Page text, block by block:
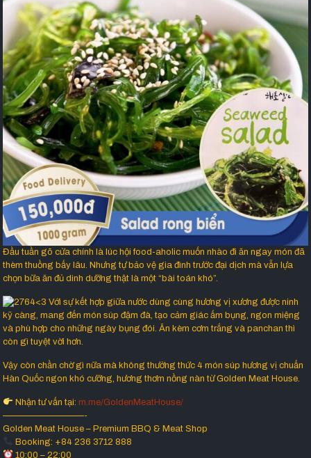
Đầu tuần gõ cửa chính là lúc hội food-aholic muốn nhào đi ăn ngay món đã
thèm thuồng bấy lâu. Nhưng tự bảo vệ gia đình trước đại dịch mà vẫn lựa
chọn bữa ăn đủ dinh dưỡng thật là một “bài toán khó”.
<3 Với sự kết hợp giữa nước dùng cùng hương vị xương được ninh
kỹ càng, mang đến món súp đậm đà, tạo cảm giác ấm bụng, ngon miệng
và phù hợp cho những ngày bụng đói. Ăn kèm cơm trắng và panchan thì
còn gì tuyệt vời hơn.
Vậy còn chần chờ gì nữa mà không thưởng thức 4 món súp hương vị chuẩn
Hàn Quốc ngon khó cưỡng, hương thơm nồng nàn từ Golden Meat House.
Nhận tư vấn tại:m.me/GoldenMeatHouse/
—————————-
Golden Meat House – Premium BBQ & Meat Shop
Booking: +84 236 3712 888
10:00 – 22:00